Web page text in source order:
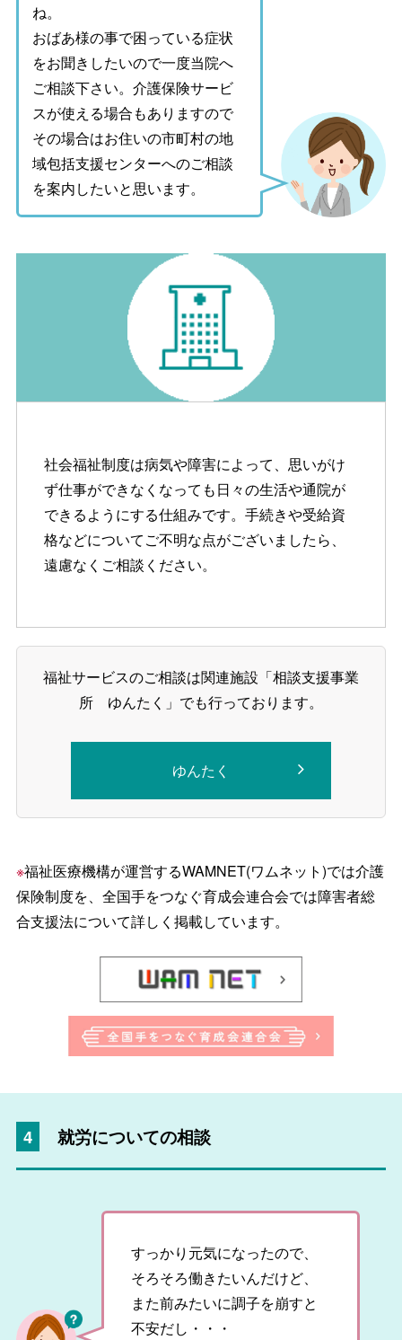
ね。
おばあ様の事で困っている症状
をお聞きしたいので一度当院へ
ご相談下さい。介護保険サービ
スが使える場合もありますので
その場合はお住いの市町村の地
域包括支援センターへのご相談
を案内したいと思います。
社会福祉制度は病気や障害によって、思いがけ
ず仕事ができなくなっても日々の生活や通院が
できるようにする仕組みです。手続きや受給資
格などについてご不明な点がございましたら、
遠慮なくご相談ください。
福祉サービスのご相談は関連施設「相談支援事業
所 ゆんたく」でも行っております。
ゆんたく
※福祉医療機構が運営するWAMNET(ワムネット)では介護
保険制度を、全国手をつなぐ育成会連合会では障害者総
合支援法について詳しく掲載しています。
4 就労についての相談
すっかり元気になったので、
そろそろ働きたいんだけど、
また前みたいに調子を崩すと
不安だし・・・